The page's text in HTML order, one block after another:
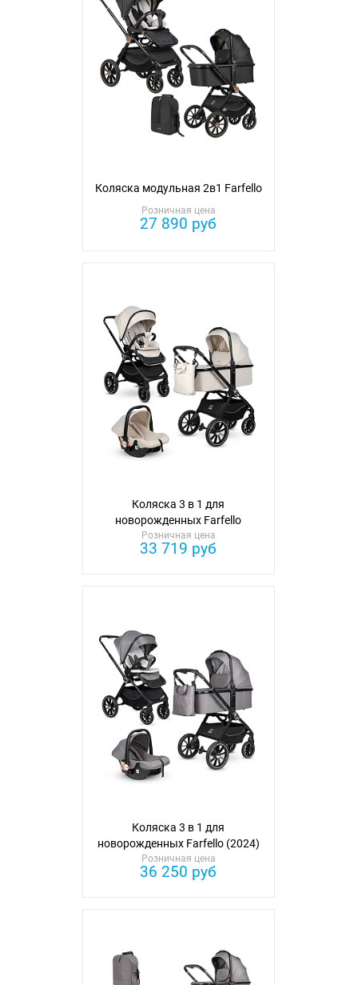
Коляска модульная 2в1 Farfello
Розничная цена
27 890 руб
Коляска 3 в 1 для
новорожденных Farfello
Розничная цена
33 719 руб
Коляска 3 в 1 для
новорожденных Farfello (2024)
Розничная цена
36 250 руб